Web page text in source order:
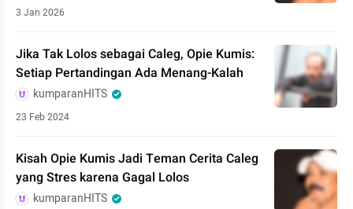
3 Jan 2026
Jika Tak Lolos sebagai Caleg, Opie Kumis:
Setiap Pertandingan Ada Menang-Kalah
kumparanHITS
23 Feb 2024
Kisah Opie Kumis Jadi Teman Cerita Caleg
yang Stres karena Gagal Lolos
kumparanHITS